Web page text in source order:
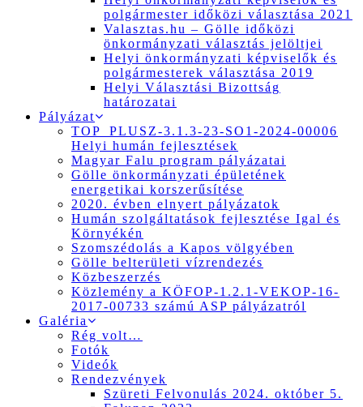
polgármester időközi választása 2021
Valasztas.hu – Gölle időközi
önkormányzati választás jelöltjei
Helyi önkormányzati képviselők és
polgármesterek választása 2019
Helyi Választási Bizottság
határozatai
Pályázat
TOP_PLUSZ-3.1.3-23-SO1-2024-00006
Helyi humán fejlesztések
Magyar Falu program pályázatai
Gölle önkormányzati épületének
energetikai korszerűsítése
2020. évben elnyert pályázatok
Humán szolgáltatások fejlesztése Igal és
Környékén
Szomszédolás a Kapos völgyében
Gölle belterületi vízrendezés
Közbeszerzés
Közlemény a KÖFOP-1.2.1-VEKOP-16-
2017-00733 számú ASP pályázatról
Galéria
Rég volt…
Fotók
Videók
Rendezvények
Szüreti Felvonulás 2024. október 5.